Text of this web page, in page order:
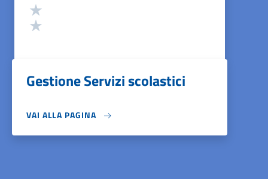
Gestione Servizi scolastici
VAI ALLA PAGINA